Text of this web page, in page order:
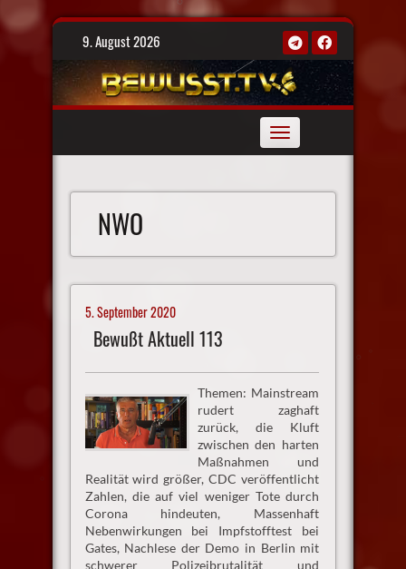
Skip
9. August 2026
Toggle
navigation
NWO
5. September 2020
Bewußt Aktuell 113
Themen: Mainstream
rudert zaghaft
zurück, die Kluft
zwischen den harten
Maßnahmen und
Realität wird größer, CDC veröffentlicht
Zahlen, die auf viel weniger Tote durch
Corona hindeuten, Massenhaft
Nebenwirkungen bei Impfstofftest bei
Gates, Nachlese der Demo in Berlin mit
schwerer Polizeibrutalität und